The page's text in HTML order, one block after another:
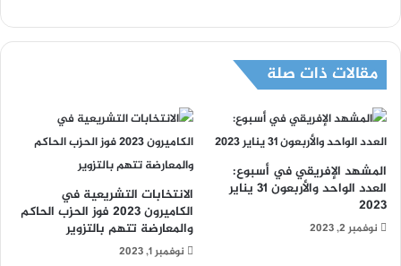
مقالات ذات صلة
المشهد الإفريقي في أسبوع:
العدد الواحد والأربعون 31 يناير
2023
نوفمبر 2, 2023
الانتخابات التشريعية في
الكاميرون 2023 فوز الحزب الحاكم
والمعارضة تتهم بالتزوير
نوفمبر 1, 2023